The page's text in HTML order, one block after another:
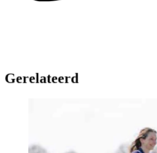
Gerelateerd